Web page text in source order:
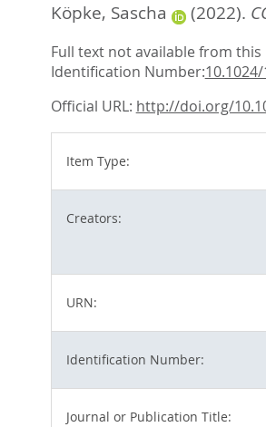
sind
hier:
Köpke, Sascha (2022).
Full text not available from
Identification Number:
Official URL: http://doi.org/
Item Type:
Creators:
URN:
Identification Number:
Journal or Publication Title: